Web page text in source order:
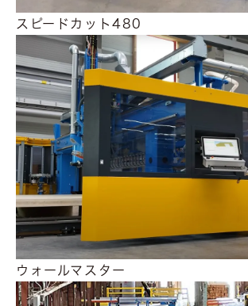
スピードカット480
ウォールマスター